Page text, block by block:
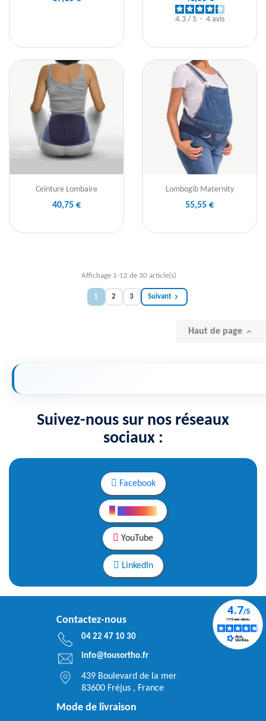
4.3 / 5 - 4 avis
Ceinture Lombaire
40,75 €
Lombogib Maternity
55,55 €
Affichage 1-12 de 30 article(s)
1 2 3 Suivant
Haut de page 
Suivez-nous sur nos réseaux
sociaux :
Facebook
YouTube
LinkedIn
Contactez-nous
04 22 47 10 30
info@tousortho.fr
439 Boulevard de la mer
83600 Fréjus , France
Mode de livraison